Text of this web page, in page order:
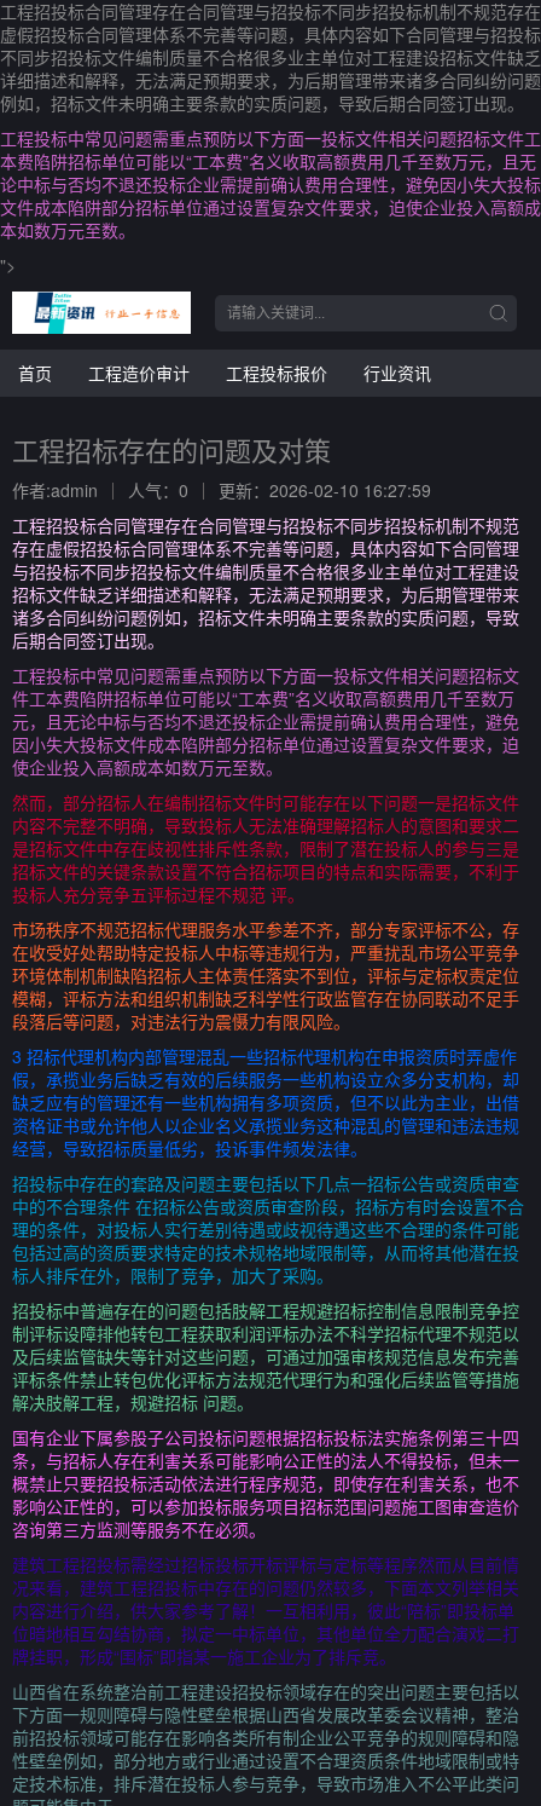
工程招投标合同管理存在合同管理与招投标不同步招投标机制不规范存在
虚假招投标合同管理体系不完善等问题，具体内容如下合同管理与招投标
不同步招投标文件编制质量不合格很多业主单位对工程建设招标文件缺乏
详细描述和解释，无法满足预期要求，为后期管理带来诸多合同纠纷问题
例如，招标文件未明确主要条款的实质问题，导致后期合同签订出现。
工程投标中常见问题需重点预防以下方面一投标文件相关问题招标文件工
本费陷阱招标单位可能以“工本费”名义收取高额费用几千至数万元，且无
论中标与否均不退还投标企业需提前确认费用合理性，避免因小失大投标
文件成本陷阱部分招标单位通过设置复杂文件要求，迫使企业投入高额成
本如数万元至数。
">
首页 工程造价审计 工程投标报价 行业资讯
工程招标存在的问题及对策
作者:admin 人气：0
更新：2026-02-10 16:27:59
工程招投标合同管理存在合同管理与招投标不同步招投标机制不规范
存在虚假招投标合同管理体系不完善等问题，具体内容如下合同管理
与招投标不同步招投标文件编制质量不合格很多业主单位对工程建设
招标文件缺乏详细描述和解释，无法满足预期要求，为后期管理带来
诸多合同纠纷问题例如，招标文件未明确主要条款的实质问题，导致
后期合同签订出现。
工程投标中常见问题需重点预防以下方面一投标文件相关问题招标文
件工本费陷阱招标单位可能以“工本费”名义收取高额费用几千至数万
元，且无论中标与否均不退还投标企业需提前确认费用合理性，避免
因小失大投标文件成本陷阱部分招标单位通过设置复杂文件要求，迫
使企业投入高额成本如数万元至数。
然而，部分招标人在编制招标文件时可能存在以下问题一是招标文件
内容不完整不明确，导致投标人无法准确理解招标人的意图和要求二
是招标文件中存在歧视性排斥性条款，限制了潜在投标人的参与三是
招标文件的关键条款设置不符合招标项目的特点和实际需要，不利于
投标人充分竞争五评标过程不规范 评。
市场秩序不规范招标代理服务水平参差不齐，部分专家评标不公，存
在收受好处帮助特定投标人中标等违规行为，严重扰乱市场公平竞争
环境体制机制缺陷招标人主体责任落实不到位，评标与定标权责定位
模糊，评标方法和组织机制缺乏科学性行政监管存在协同联动不足手
段落后等问题，对违法行为震慑力有限风险。
3 招标代理机构内部管理混乱一些招标代理机构在申报资质时弄虚作
假，承揽业务后缺乏有效的后续服务一些机构设立众多分支机构，却
缺乏应有的管理还有一些机构拥有多项资质，但不以此为主业，出借
资格证书或允许他人以企业名义承揽业务这种混乱的管理和违法违规
经营，导致招标质量低劣，投诉事件频发法律。
招投标中存在的套路及问题主要包括以下几点一招标公告或资质审查
中的不合理条件 在招标公告或资质审查阶段，招标方有时会设置不合
理的条件，对投标人实行差别待遇或歧视待遇这些不合理的条件可能
包括过高的资质要求特定的技术规格地域限制等，从而将其他潜在投
标人排斥在外，限制了竞争，加大了采购。
招投标中普遍存在的问题包括肢解工程规避招标控制信息限制竞争控
制评标设障排他转包工程获取利润评标办法不科学招标代理不规范以
及后续监管缺失等针对这些问题，可通过加强审核规范信息发布完善
评标条件禁止转包优化评标方法规范代理行为和强化后续监管等措施
解决肢解工程，规避招标 问题。
国有企业下属参股子公司投标问题根据招标投标法实施条例第三十四
条，与招标人存在利害关系可能影响公正性的法人不得投标，但未一
概禁止只要招投标活动依法进行程序规范，即使存在利害关系，也不
影响公正性的，可以参加投标服务项目招标范围问题施工图审查造价
咨询第三方监测等服务不在必须。
建筑工程招投标需经过招标投标开标评标与定标等程序然而从目前情
况来看，建筑工程招投标中存在的问题仍然较多，下面本文列举相关
内容进行介绍，供大家参考了解！一互相利用，彼此“陪标”即投标单
位暗地相互勾结协商，拟定一中标单位，其他单位全力配合演戏二打
牌挂职，形成“围标”即指某一施工企业为了排斥竞。
山西省在系统整治前工程建设招投标领域存在的突出问题主要包括以
下方面一规则障碍与隐性壁垒根据山西省发展改革委会议精神，整治
前招投标领域可能存在影响各类所有制企业公平竞争的规则障碍和隐
性壁垒例如，部分地方或行业通过设置不合理资质条件地域限制或特
定技术标准，排斥潜在投标人参与竞争，导致市场准入不公平此类问